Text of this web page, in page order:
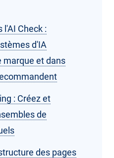
l'AI Check :
d'IA
marque et dans
: Créez et
de
des pages